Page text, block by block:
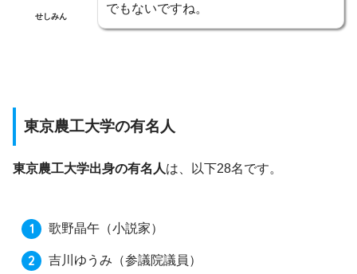
せしみん
でもないですね。
東京農工大学の有名人
東京農工大学出身の有名人は、以下28名です。
歌野晶午 （小説家）
吉川ゆうみ （参議院議員）